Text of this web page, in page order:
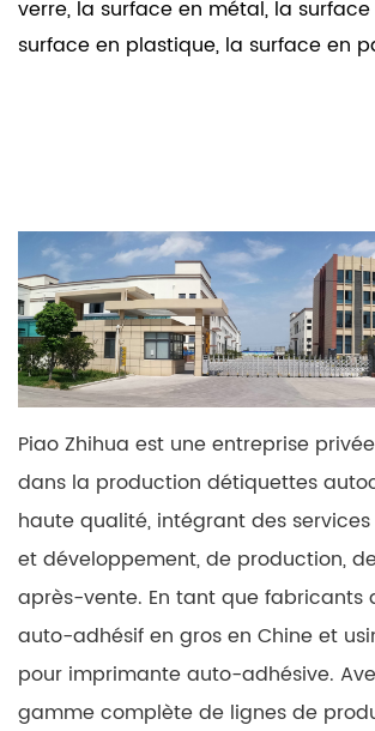
verre, la surface en métal, la
surface en plastique, la surface en
Piao Zhihua est une entreprise
dans la production détiquettes
haute qualité, intégrant des
et développement, de production,
après-vente. En tant que fabricants
auto-adhésif en gros en Chine et
pour imprimante auto-adhésive.
gamme complète de lignes de